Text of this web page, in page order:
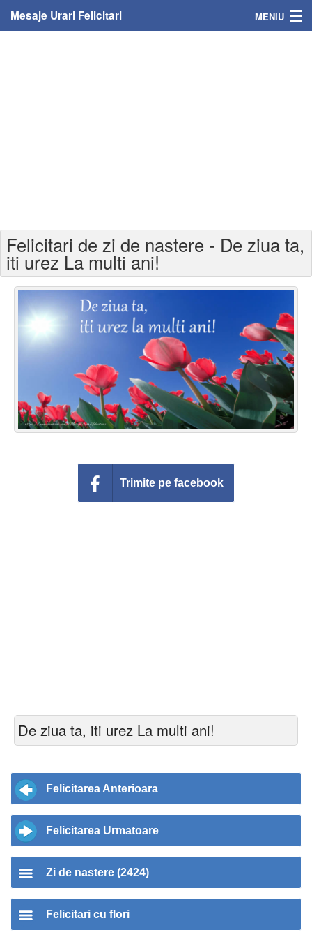
Mesaje Urari Felicitari MENIU
Felicitari varsta
Felicitari zilele anului
Felicitari zile saptamana
Felicitari muzicale
Felicitari muzicale personalizate
Felicitari animate
Conecteaza-te
Felicitari de zi de nastere - De ziua ta,
iti urez La multi ani!
Trimite pe facebook
De ziua ta, iti urez La multi ani!
Felicitarea Anterioara
Felicitarea Urmatoare
Zi de nastere (2424)
Felicitari cu flori